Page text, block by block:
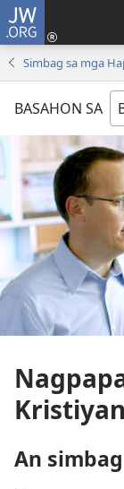
JW.ORG
Simbag sa mga
BASAHON SA
An